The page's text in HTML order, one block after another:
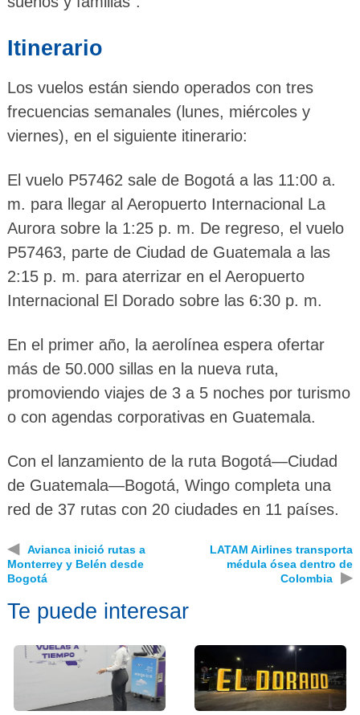
Itinerario
Los vuelos están siendo operados con tres
frecuencias semanales (lunes, miércoles y
viernes), en el siguiente itinerario:
El vuelo P57462 sale de Bogotá a las 11:00 a.
m. para llegar al Aeropuerto Internacional La
Aurora sobre la 1:25 p. m. De regreso, el vuelo
P57463, parte de Ciudad de Guatemala a las
2:15 p. m. para aterrizar en el Aeropuerto
Internacional El Dorado sobre las 6:30 p. m.
En el primer año, la aerolínea espera ofertar
más de 50.000 sillas en la nueva ruta,
promoviendo viajes de 3 a 5 noches por turismo
o con agendas corporativas en Guatemala.
Con el lanzamiento de la ruta Bogotá—Ciudad
de Guatemala—Bogotá, Wingo completa una
red de 37 rutas con 20 ciudades en 11 países.
◀
Avianca inició rutas a
Monterrey y Belén desde
Bogotá
LATAM Airlines transporta
médula ósea dentro de
Colombia
▶
Te puede interesar